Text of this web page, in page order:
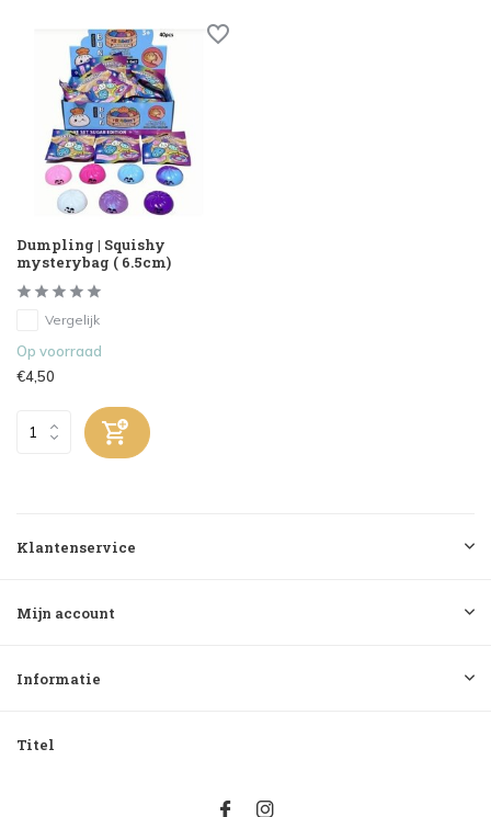
Dumpling | Squishy
mysterybag ( 6.5cm)
Vergelijk
Op voorraad
€4,50
Klantenservice
Mijn account
Informatie
Titel